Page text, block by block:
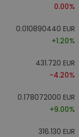
0.00%
0.010890440 EUR
+1.20%
431.720 EUR
-4.20%
0.178072000 EUR
+9.00%
316.130 EUR